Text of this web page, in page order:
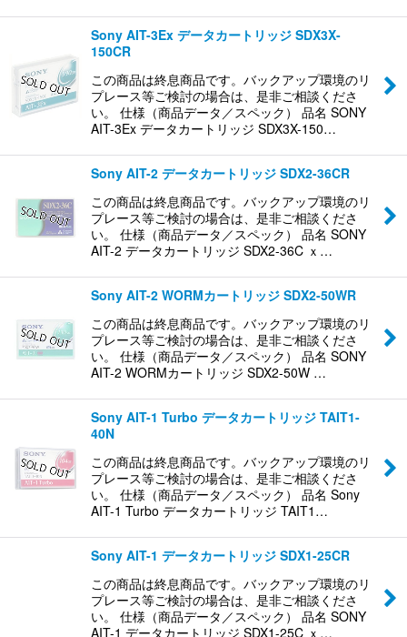
Sony AIT-3Ex データカートリッジ SDX3X-
150CR
この商品は終息商品です。バックアップ環境のリ
プレース等ご検討の場合は、是非ご相談くださ
い。 仕様（商品データ／スペック） 品名 SONY
AIT-3Ex データカートリッジ SDX3X-150…
Sony AIT-2 データカートリッジ SDX2-36CR
この商品は終息商品です。バックアップ環境のリ
プレース等ご検討の場合は、是非ご相談くださ
い。 仕様（商品データ／スペック） 品名 SONY
AIT-2 データカートリッジ SDX2-36C ｘ…
Sony AIT-2 WORMカートリッジ SDX2-50WR
この商品は終息商品です。バックアップ環境のリ
プレース等ご検討の場合は、是非ご相談くださ
い。 仕様（商品データ／スペック） 品名 SONY
AIT-2 WORMカートリッジ SDX2-50W …
Sony AIT-1 Turbo データカートリッジ TAIT1-
40N
この商品は終息商品です。バックアップ環境のリ
プレース等ご検討の場合は、是非ご相談くださ
い。 仕様（商品データ／スペック） 品名 Sony
AIT-1 Turbo データカートリッジ TAIT1…
Sony AIT-1 データカートリッジ SDX1-25CR
この商品は終息商品です。バックアップ環境のリ
プレース等ご検討の場合は、是非ご相談くださ
い。 仕様（商品データ／スペック） 品名 SONY
AIT-1 データカートリッジ SDX1-25C ｘ…